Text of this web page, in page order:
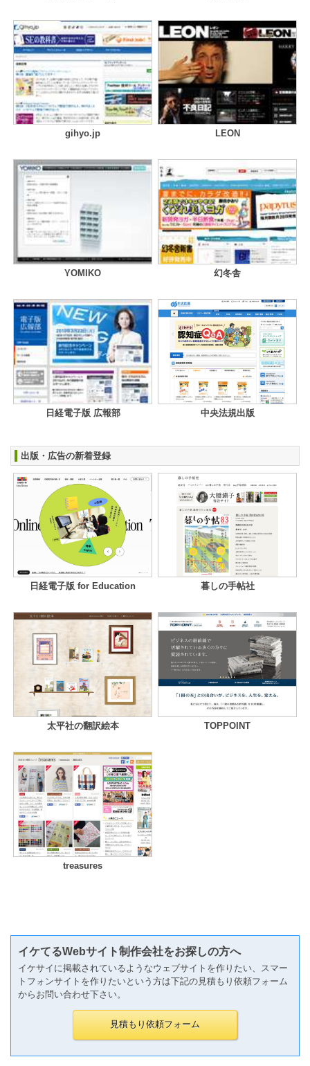
gihyo.jp LEON
YOMIKO 幻冬舎
日経電子版 広報部 中央法規出版
出版・広告の新着登録
日経電子版 for Education 暮しの手帖社
太平社の翻訳絵本 TOPPOINT
treasures
イケてるWebサイト制作会社をお探しの方へ
イケサイに掲載されているようなウェブサイトを作りたい、スマー
トフォンサイトを作りたいという方は下記の見積もり依頼フォーム
からお問い合わせ下さい。